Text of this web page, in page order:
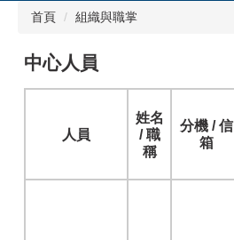
首頁 組織與職掌
中心人員
人員
姓名
/ 職
稱
分機 / 信
箱